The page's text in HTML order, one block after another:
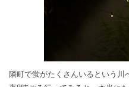
隣町で蛍がたくさんいるという川